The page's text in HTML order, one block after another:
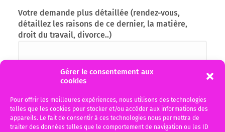
Gérer le consentement aux
cookies
Pour offrir les meilleures expériences, nous utilisons des technologies
telles que les cookies pour stocker et/ou accéder aux informations des
appareils. Le fait de consentir à ces technologies nous permettra de
traiter des données telles que le comportement de navigation ou les ID
Votre demande plus détaillée (rendez-vous,
détaillez les raisons de ce dernier, la matière,
droit du travail, divorce..)